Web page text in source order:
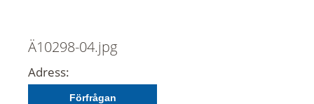
Ä10298-04.jpg
Adress:
Förfrågan